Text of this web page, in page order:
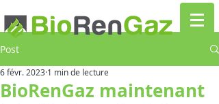
Post
BioRenGaz maintenant
6 févr. 2023 1 min de lecture